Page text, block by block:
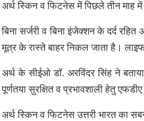
अर्थ स्किन व फिटनेस में पिछले तीन माह में
बिना सर्जरी व बिना इंजेक्शन के दर्द
मूत्र के रास्ते बाहर निकल जाता है।
अर्थ के सीईओ डॉ. अरविंदर सिंह ने
पूर्णतया सुरक्षित व प्रभावशाली हेतु
अर्थ स्किन व फिटनेस उत्तरी भारत का